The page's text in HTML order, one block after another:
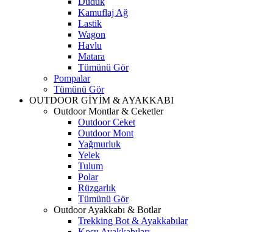
Kamuflaj Ağ
Lastik
Wagon
Havlu
Matara
Tümünü Gör
Pompalar
Tümünü Gör
OUTDOOR GİYİM & AYAKKABI
Outdoor Montlar & Ceketler
Outdoor Ceket
Outdoor Mont
Yağmurluk
Yelek
Tulum
Polar
Rüzgarlık
Tümünü Gör
Outdoor Ayakkabı & Botlar
Trekking Bot & Ayakkabılar